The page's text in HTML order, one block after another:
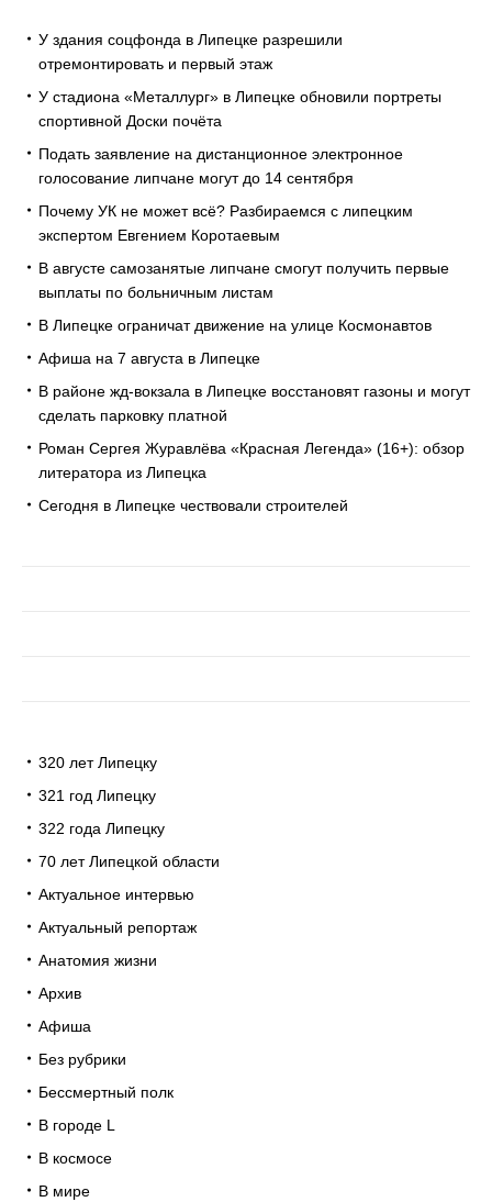
У здания соцфонда в Липецке разрешили
отремонтировать и первый этаж
У стадиона «Металлург» в Липецке обновили портреты
спортивной Доски почёта
Подать заявление на дистанционное электронное
голосование липчане могут до 14 сентября
Почему УК не может всё? Разбираемся с липецким
экспертом Евгением Коротаевым
В августе самозанятые липчане смогут получить первые
выплаты по больничным листам
В Липецке ограничат движение на улице Космонавтов
Афиша на 7 августа в Липецке
В районе жд-вокзала в Липецке восстановят газоны и могут
сделать парковку платной
Роман Сергея Журавлёва «Красная Легенда» (16+): обзор
литератора из Липецка
Сегодня в Липецке чествовали строителей
320 лет Липецку
321 год Липецку
322 года Липецку
70 лет Липецкой области
Актуальное интервью
Актуальный репортаж
Анатомия жизни
Архив
Афиша
Без рубрики
Бессмертный полк
В городе L
В космосе
В мире